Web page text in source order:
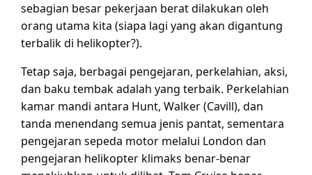
sebagian besar pekerjaan berat dilakukan oleh
orang utama kita (siapa lagi yang akan digantung
terbalik di helikopter?).
Tetap saja, berbagai pengejaran, perkelahian, aksi,
dan baku tembak adalah yang terbaik. Perkelahian
kamar mandi antara Hunt, Walker (Cavill), dan
tanda menendang semua jenis pantat, sementara
pengejaran sepeda motor melalui London dan
pengejaran helikopter klimaks benar-benar